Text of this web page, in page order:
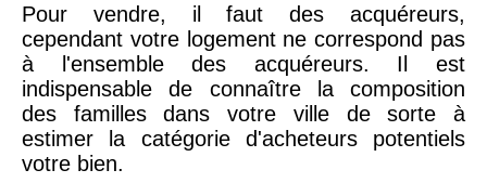
Pour vendre, il faut des acquéreurs,
cependant votre logement ne correspond pas
à l'ensemble des acquéreurs. Il est
indispensable de connaître la composition
des familles dans votre ville de sorte à
estimer la catégorie d'acheteurs potentiels
votre bien.